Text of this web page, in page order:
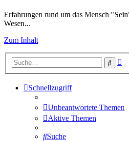
Erfahrungen rund um das Mensch
Wesen...
Zum Inhalt
Suche
Schnellzugriff
Unbeantwortete Themen
Aktive Themen
Suche